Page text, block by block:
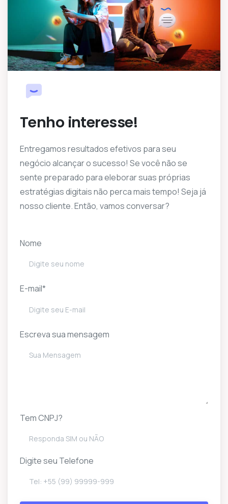
Tenho interesse!
Entregamos resultados efetivos para seu
negócio alcançar o sucesso! Se você não se
sente preparado para eleborar suas próprias
estratégias digitais não perca mais tempo! Seja já
nosso cliente. Então, vamos conversar?
Nome
E-mail*
Escreva sua mensagem
Tem CNPJ?
Digite seu Telefone